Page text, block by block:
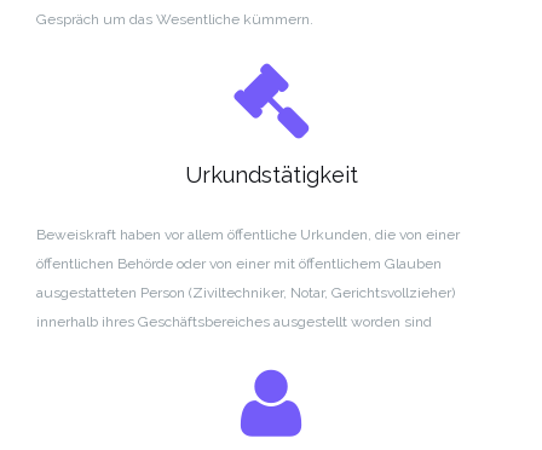
Gespräch um das Wesentliche kümmern.
Urkundstätigkeit
Beweiskraft haben vor allem öffentliche Urkunden, die von einer
öffentlichen Behörde oder von einer mit öffentlichem Glauben
ausgestatteten Person (Ziviltechniker, Notar, Gerichtsvollzieher)
innerhalb ihres Geschäftsbereiches ausgestellt worden sind